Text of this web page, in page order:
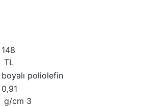
148
TL
boyalı poliolefin
0,91
g/сm 3